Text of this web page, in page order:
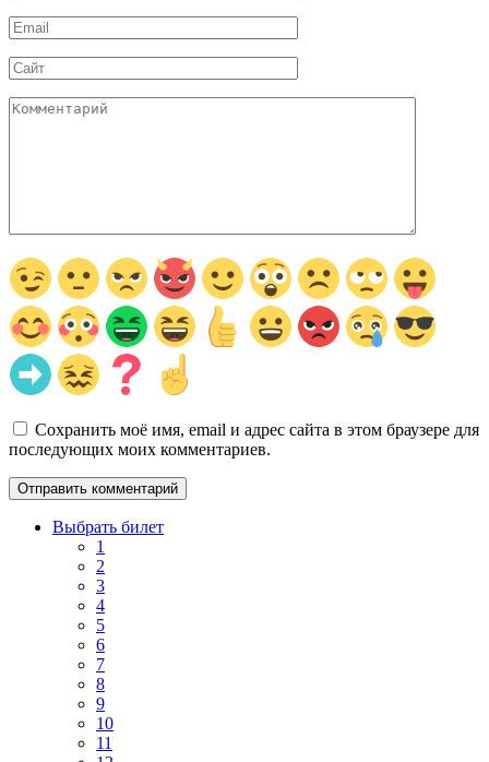
*
Email
*
Сайт
Комментарий
Сохранить моё имя, email и адрес сайта в этом браузере для
последующих моих комментариев.
Выбрать билет
1
2
3
4
5
6
7
8
9
10
11